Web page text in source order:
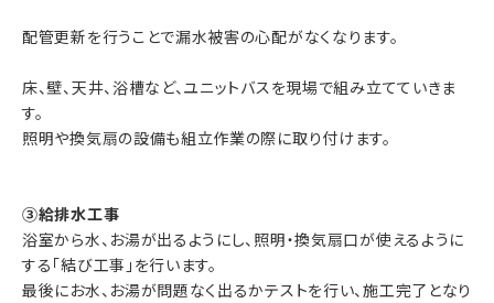
配管更新を行うことで漏水被害の心配がなくなります。
床、壁、天井、浴槽など、ユニットバスを現場で組み立てていきま
す。
照明や換気扇の設備も組立作業の際に取り付けます。
③給排水工事
浴室から水、お湯が出るようにし、照明・換気扇口が使えるように
する「結び工事」を行います。
最後にお水、お湯が問題なく出るかテストを行い、施工完了となり